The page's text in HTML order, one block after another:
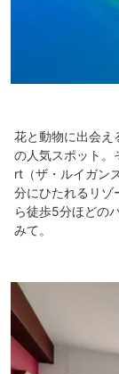
花と動物に出会え
の人気スポット。
rt（ザ・ルイガン
分にひたれるリゾ
ら徒歩5分ほどの
みて。